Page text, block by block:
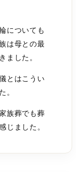
についても
は母との最
ました。
とはこうい
。
族葬でも葬
じました。